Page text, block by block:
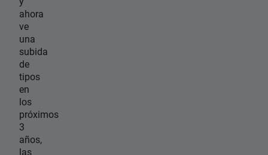
ahora
ve
una
subida
de
tipos
en
los
próximos
3
años,
las